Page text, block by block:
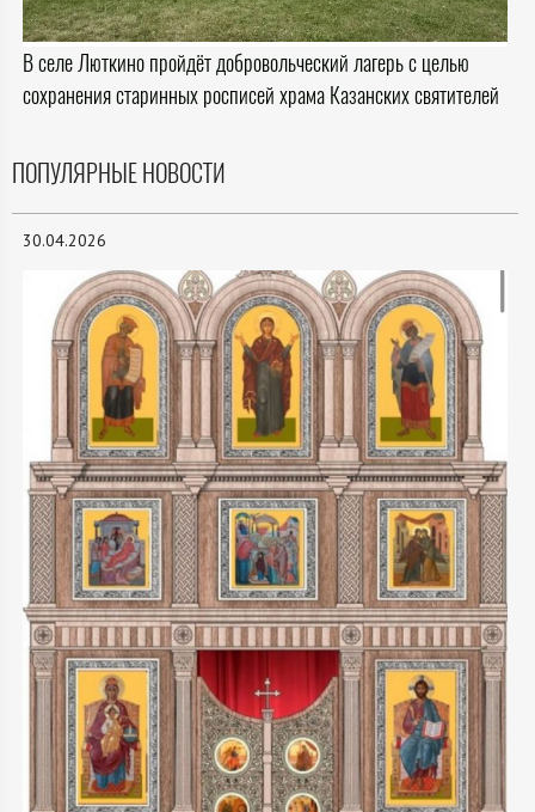
В селе Люткино пройдёт добровольческий лагерь с целью
сохранения старинных росписей храма Казанских святителей
ПОПУЛЯРНЫЕ НОВОСТИ
30.04.2026